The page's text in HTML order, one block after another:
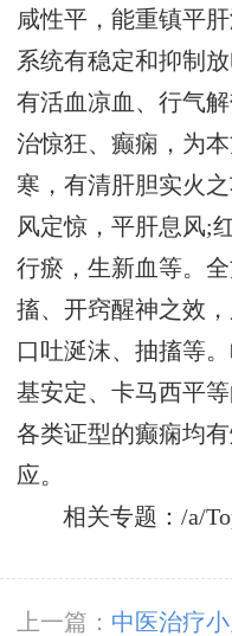
咸性平，能重镇平
系统有稳定和抑制
有活血凉血、行气
治惊狂、癫痫，为
寒，有清肝胆实火
风定惊，平肝息风;
行瘀，生新血等。
搐、开窍醒神之效
口吐涎沫、抽搐等
基安定、卡马西平
各类证型的癫痫均
应。
相关专题：/a/
上一篇： 中医治疗